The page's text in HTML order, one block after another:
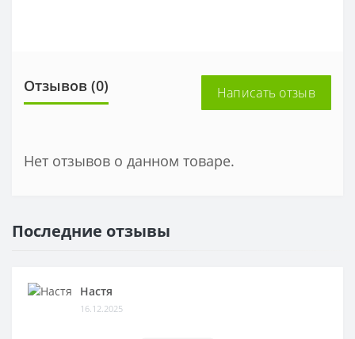
Отзывов (0) Написать отзыв
Нет отзывов о данном товаре.
Последние отзывы
Настя
16.12.2025